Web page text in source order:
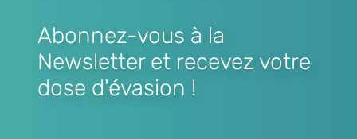
Abonnez-vous à la
Newsletter et recevez votre
dose d'évasion !